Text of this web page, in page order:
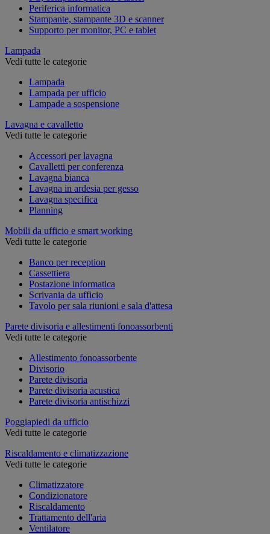
Periferica informatica
Stampante, stampante 3D e scanner
Supporto per monitor, PC e tablet
Lampada
Vedi tutte le categorie
Lampada
Lampada per ufficio
Lampade a sospensione
Lavagna e cavalletto
Vedi tutte le categorie
Accessori per lavagna
Cavalletti per conferenza
Lavagna bianca
Lavagna in ardesia per gesso
Lavagna specifica
Planning
Mobili da ufficio e smart working
Vedi tutte le categorie
Banco per reception
Cassettiera
Postazione informatica
Scrivania da ufficio
Tavolo per sala riunioni e sala d'attesa
Parete divisoria e allestimenti fonoassorbenti
Vedi tutte le categorie
Allestimento fonoassorbente
Divisorio
Parete divisoria
Parete divisoria acustica
Parete divisoria antischizzi
Poggiapiedi da ufficio
Vedi tutte le categorie
Riscaldamento e climatizzazione
Vedi tutte le categorie
Climatizzatore
Condizionatore
Riscaldamento
Trattamento dell'aria
Ventilatore